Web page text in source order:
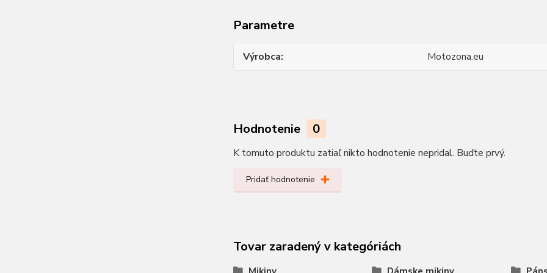
Parametre
Výrobca Motozona.eu
Hodnotenie 0
K tomuto produktu zatiaľ nikto hodnotenie nepridal. Buďte prvý.
Pridať hodnotenie
Tovar zaradený v kategóriách